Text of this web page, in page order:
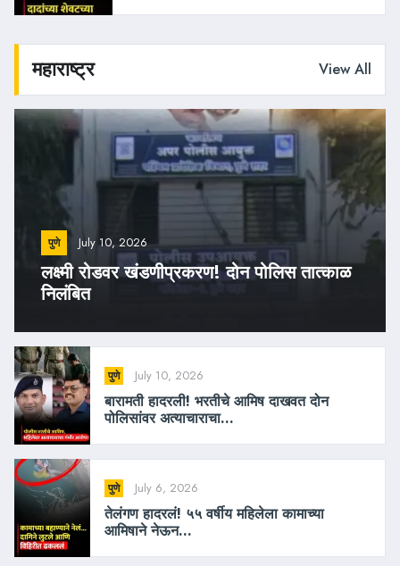
महाराष्ट्र View All
पुणे July 10, 2026
लक्ष्मी रोडवर खंडणीप्रकरण! दोन पोलिस तात्काळ
निलंबित
पुणे July 10, 2026
बारामती हादरली! भरतीचे आमिष दाखवत दोन
पोलिसांवर अत्याचाराचा...
पुणे July 6, 2026
तेलंगण हादरलं! ५५ वर्षीय महिलेला कामाच्या
आमिषाने नेऊन...